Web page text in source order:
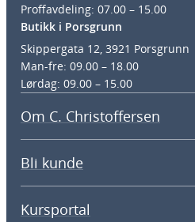
Proffavdeling: 07.00 – 15.00
Butikk i Porsgrunn
Skippergata 12, 3921 Porsgrunn
Man-fre: 09.00 – 18.00
Lørdag: 09.00 – 15.00
Om C. Christoffersen
Bli kunde
Kursportal